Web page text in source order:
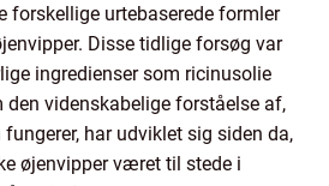
forskellige urtebaserede formler
Disse tidlige forsøg var
ingredienser som ricinusolie
den videnskabelige forståelse af,
har udviklet sig siden da,
øjenvipper været til stede i